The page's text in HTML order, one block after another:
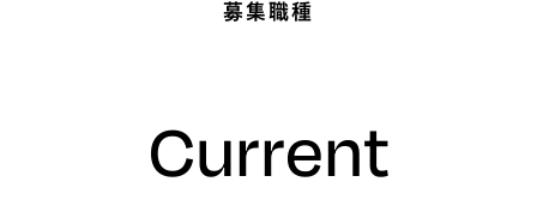
募集職種
Current